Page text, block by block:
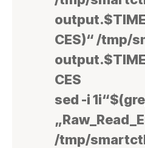
CES)“ /tmp/
CES
sed -i
/tmp/